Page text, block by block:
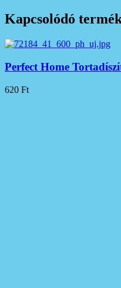
Kapcsolódó
Perfect Home
620 Ft